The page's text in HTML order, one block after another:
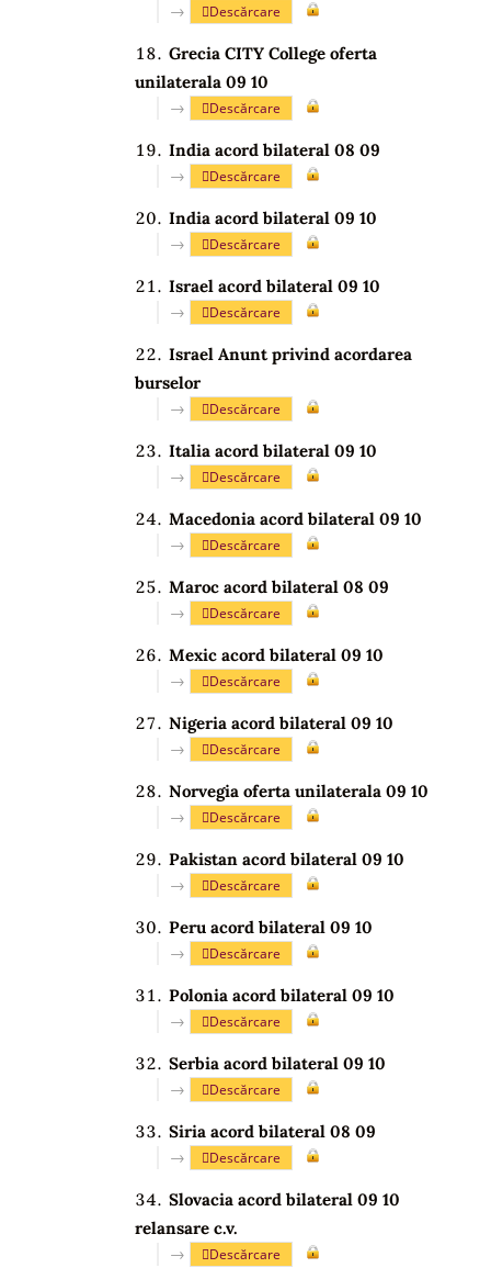
→ Descărcare
Grecia CITY College oferta
unilaterala 09 10
→ Descărcare
India acord bilateral 08 09
→ Descărcare
India acord bilateral 09 10
→ Descărcare
Israel acord bilateral 09 10
→ Descărcare
Israel Anunt privind acordarea
burselor
→ Descărcare
Italia acord bilateral 09 10
→ Descărcare
Macedonia acord bilateral 09 10
→ Descărcare
Maroc acord bilateral 08 09
→ Descărcare
Mexic acord bilateral 09 10
→ Descărcare
Nigeria acord bilateral 09 10
→ Descărcare
Norvegia oferta unilaterala 09 10
→ Descărcare
Pakistan acord bilateral 09 10
→ Descărcare
Peru acord bilateral 09 10
→ Descărcare
Polonia acord bilateral 09 10
→ Descărcare
Serbia acord bilateral 09 10
→ Descărcare
Siria acord bilateral 08 09
→ Descărcare
Slovacia acord bilateral 09 10
relansare c.v.
→ Descărcare